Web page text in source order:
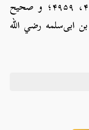
([۳]) صحیح بخاری، ش: ۴۹۵۷، ۴۹۵۹؛ و صحیح
از عمر بن ابی‌سلمه رضي الله